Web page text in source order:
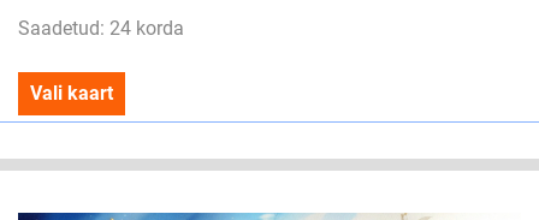
Saadetud: 24 korda
Vali kaart